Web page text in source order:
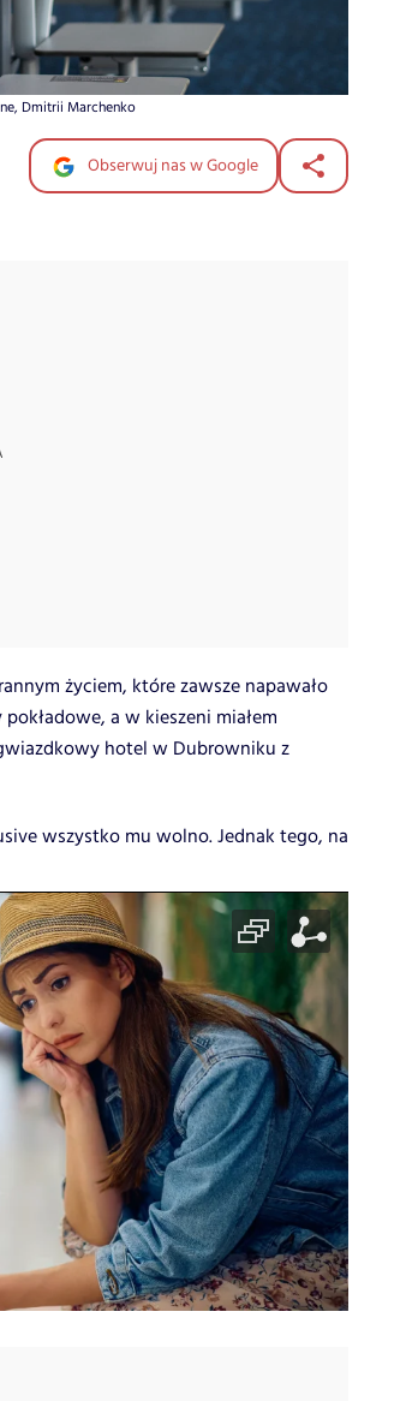
Dmitrii Marchenko
Obserwuj nas w Google
życiem, które zawsze napawało
a w kieszeni miałem
hotel w Dubrowniku z
wszystko mu wolno. Jednak tego, na